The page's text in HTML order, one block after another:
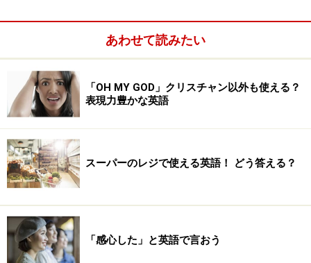
１－２－３△△, □□市, ○○県
という順序になります。それぞれ区切り箇所にはカンマ
を挿入します。
あわせて読みたい
「OH MY GOD」クリスチャン以外も使える？
表現力豊かな英語
スーパーのレジで使える英語！ どう答える？
「感心した」と英語で言おう